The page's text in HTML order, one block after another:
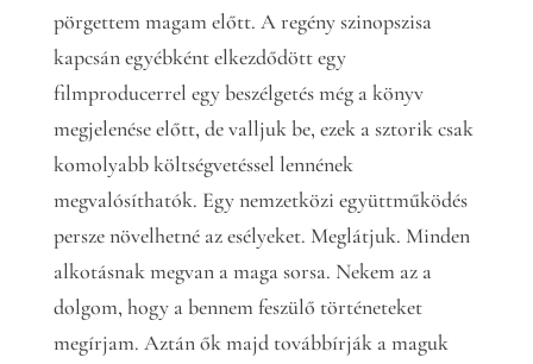
pörgettem magam előtt. A regény szinopszisa
kapcsán egyébként elkezdődött egy
filmproducerrel egy beszélgetés még a könyv
megjelenése előtt, de valljuk be, ezek a sztorik csak
komolyabb költségvetéssel lennének
megvalósíthatók. Egy nemzetközi együttműködés
persze növelhetné az esélyeket. Meglátjuk. Minden
alkotásnak megvan a maga sorsa. Nekem az a
dolgom, hogy a bennem feszülő történeteket
megírjam. Aztán ők majd továbbírják a maguk